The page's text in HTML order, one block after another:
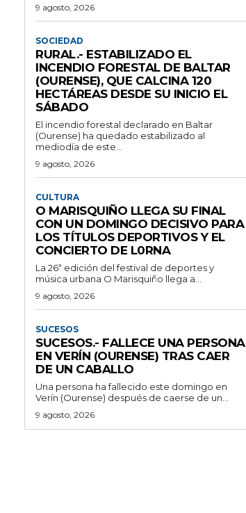
9 agosto, 2026
SOCIEDAD
RURAL.- ESTABILIZADO EL
INCENDIO FORESTAL DE BALTAR
(OURENSE), QUE CALCINA 120
HECTÁREAS DESDE SU INICIO EL
SÁBADO
El incendio forestal declarado en Baltar
(Ourense) ha quedado estabilizado al
mediodía de este...
9 agosto, 2026
CULTURA
O MARISQUIÑO LLEGA SU FINAL
CON UN DOMINGO DECISIVO PARA
LOS TÍTULOS DEPORTIVOS Y EL
CONCIERTO DE L0RNA
La 26ª edición del festival de deportes y
música urbana O Marisquiño llega a...
9 agosto, 2026
SUCESOS
SUCESOS.- FALLECE UNA PERSONA
EN VERÍN (OURENSE) TRAS CAER
DE UN CABALLO
Una persona ha fallecido este domingo en
Verín (Ourense) después de caerse de un...
9 agosto, 2026